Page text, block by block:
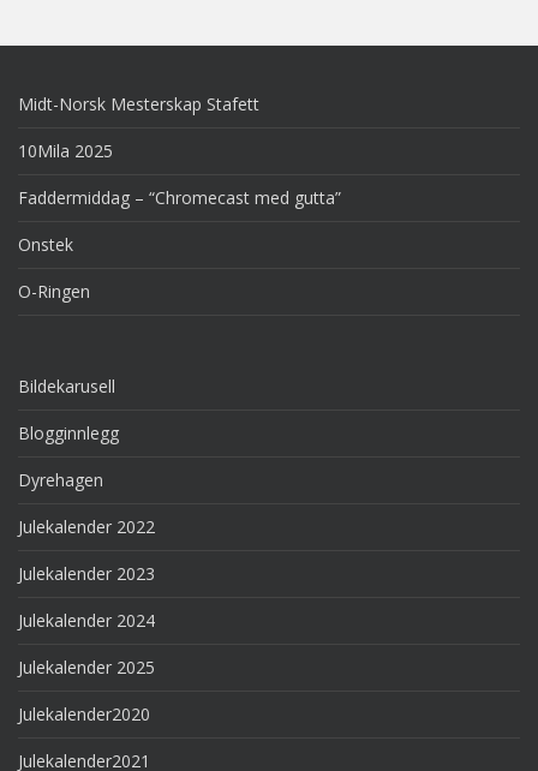
Midt-Norsk Mesterskap Stafett
10Mila 2025
Faddermiddag – “Chromecast med gutta”
Onstek
O-Ringen
Bildekarusell
Blogginnlegg
Dyrehagen
Julekalender 2022
Julekalender 2023
Julekalender 2024
Julekalender 2025
Julekalender2020
Julekalender2021